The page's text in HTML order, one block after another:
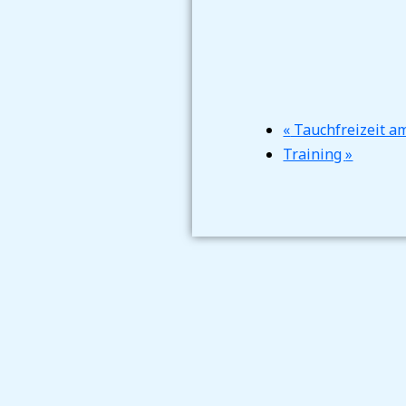
« Tauchfreizeit
Training»